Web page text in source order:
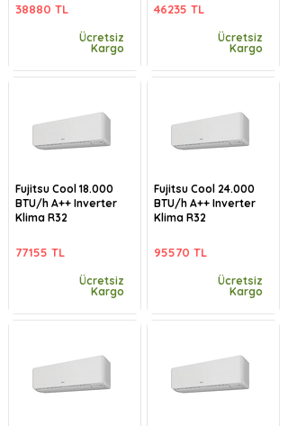
38880 TL
Ücretsiz
Kargo
Fujitsu Cool 18.000
BTU/h A++ Inverter
Klima R32
77155 TL
Ücretsiz
Kargo
46235 TL
Ücretsiz
Kargo
Fujitsu Cool 24.000
BTU/h A++ Inverter
Klima R32
95570 TL
Ücretsiz
Kargo